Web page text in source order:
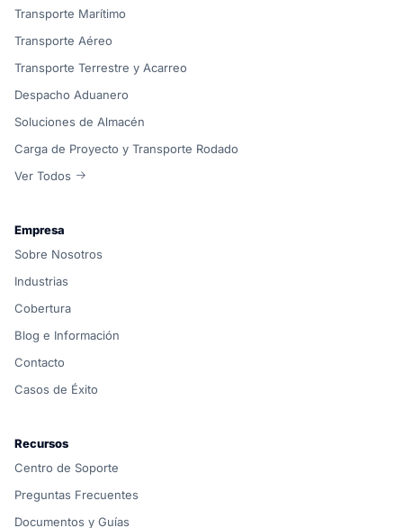
Transporte Marítimo
Transporte Aéreo
Transporte Terrestre y Acarreo
Despacho Aduanero
Soluciones de Almacén
Carga de Proyecto y Transporte Rodado
Ver Todos
Empresa
Sobre Nosotros
Industrias
Cobertura
Blog e Información
Contacto
Casos de Éxito
Recursos
Centro de Soporte
Preguntas Frecuentes
Documentos y Guías